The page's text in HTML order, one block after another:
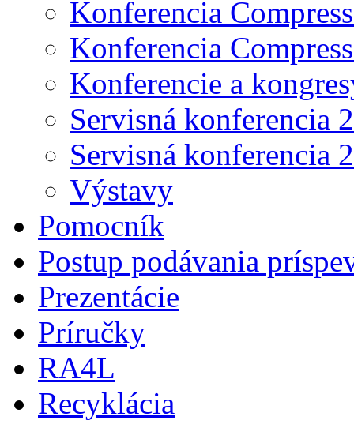
Konferencia
Konferencia
Konferencie a
Servisná konferencia
Servisná konferencia
Výstavy
Pomocník
Postup podávania
Prezentácie
Príručky
RA4L
Recyklácia